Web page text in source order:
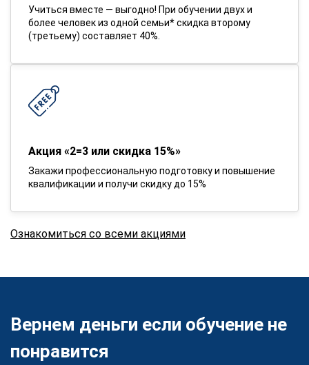
Учиться вместе — выгодно! При обучении двух и
более человек из одной семьи* скидка второму
(третьему) составляет 40%.
Акция «2=3 или скидка 15%»
Закажи профессиональную подготовку и повышение
квалификации и получи скидку до 15%
Ознакомиться со всеми акциями
Вернем деньги если обучение не
понравится